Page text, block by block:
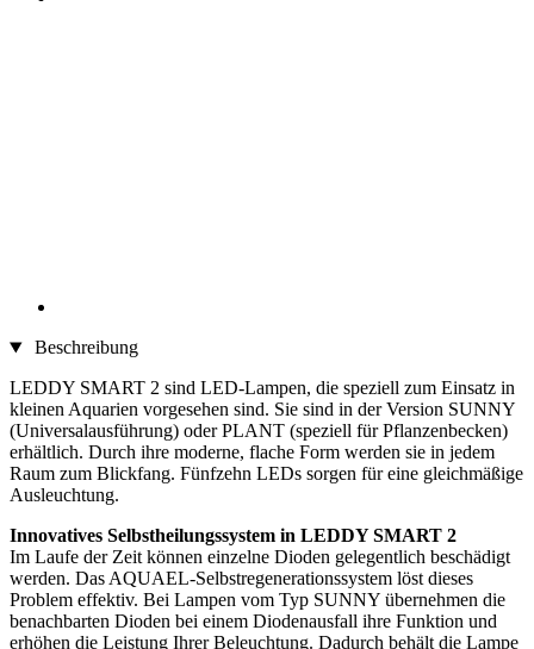
Beschreibung
LEDDY SMART 2 sind LED-Lampen, die speziell zum Einsatz in
kleinen Aquarien vorgesehen sind. Sie sind in der Version SUNNY
(Universalausführung) oder PLANT (speziell für Pflanzenbecken)
erhältlich. Durch ihre moderne, flache Form werden sie in jedem
Raum zum Blickfang. Fünfzehn LEDs sorgen für eine gleichmäßige
Ausleuchtung.
Innovatives Selbstheilungssystem in LEDDY SMART 2
Im Laufe der Zeit können einzelne Dioden gelegentlich beschädigt
werden. Das AQUAEL-Selbstregenerationssystem löst dieses
Problem effektiv. Bei Lampen vom Typ SUNNY übernehmen die
benachbarten Dioden bei einem Diodenausfall ihre Funktion und
erhöhen die Leistung Ihrer Beleuchtung. Dadurch behält die Lampe